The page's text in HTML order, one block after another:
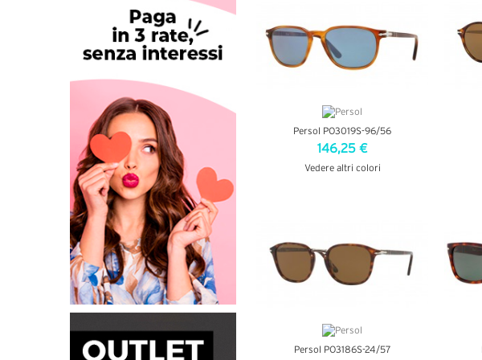
Persol PO3019S-96/56
146,25 €
Vedere altri colori
Persol PO3186S-24/57